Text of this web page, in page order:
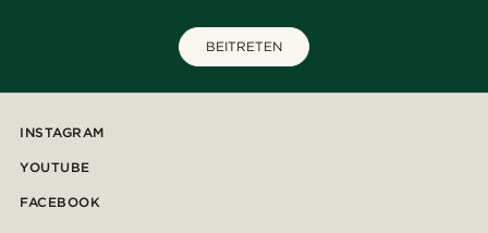
BEITRETEN
INSTAGRAM
YOUTUBE
FACEBOOK